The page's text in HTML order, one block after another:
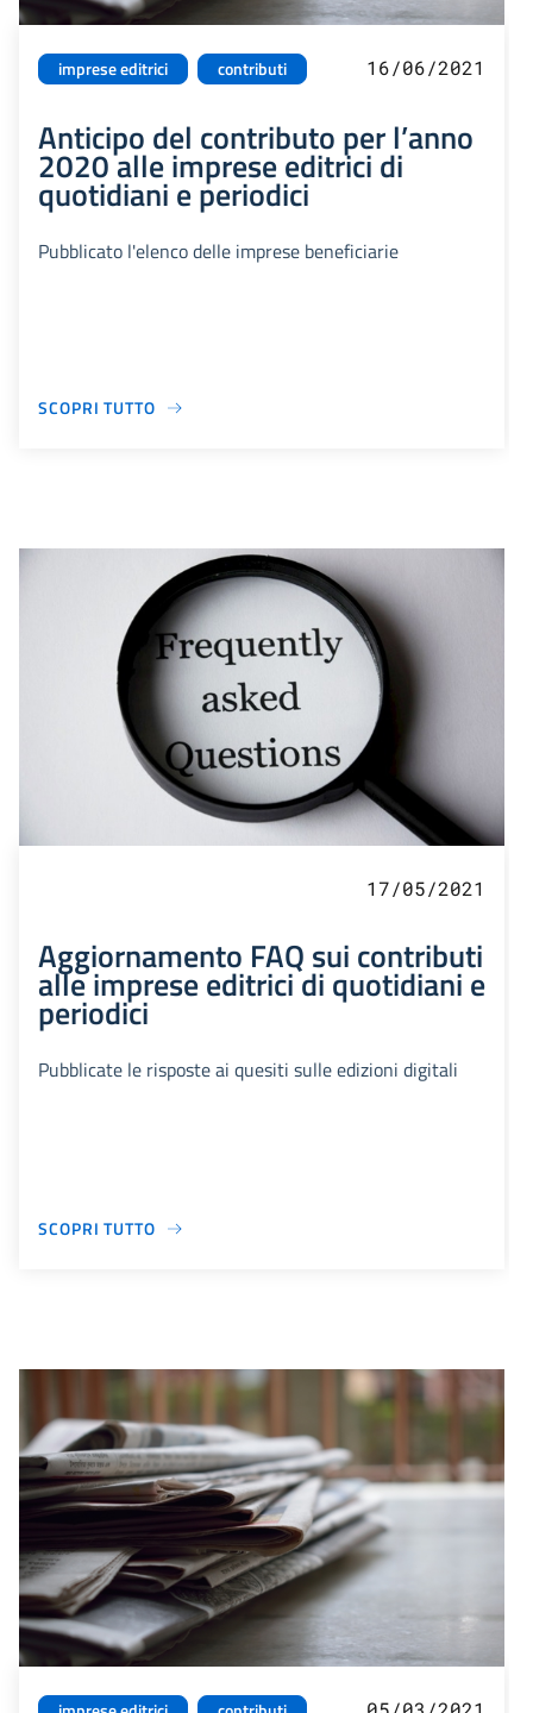
imprese editrici contributi 16/06/2021
Anticipo del contributo per l’anno
2020 alle imprese editrici di
quotidiani e periodici
Pubblicato l'elenco delle imprese beneficiarie
SCOPRI TUTTO
17/05/2021
Aggiornamento FAQ sui contributi
alle imprese editrici di quotidiani e
periodici
Pubblicate le risposte ai quesiti sulle edizioni digitali
SCOPRI TUTTO